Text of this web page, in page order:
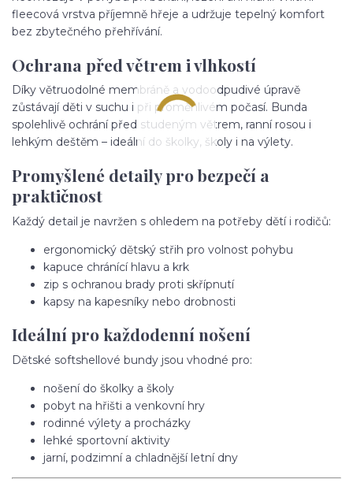
fleecová vrstva příjemně hřeje a udržuje tepelný komfort
bez zbytečného přehřívání.
Ochrana před větrem i vlhkostí
Díky větruodolné membráně a vodoodpudivé úpravě
zůstávají děti v suchu i při proměnlivém počasí. Bunda
spolehlivě ochrání před studeným větrem, ranní rosou i
lehkým deštěm – ideální do školky, školy i na výlety.
Promyšlené detaily pro bezpečí a
praktičnost
Každý detail je navržen s ohledem na potřeby dětí i rodičů:
ergonomický dětský střih pro volnost pohybu
kapuce chránící hlavu a krk
zip s ochranou brady proti skřípnutí
kapsy na kapesníky nebo drobnosti
Ideální pro každodenní nošení
Dětské softshellové bundy jsou vhodné pro:
nošení do školky a školy
pobyt na hřišti a venkovní hry
rodinné výlety a procházky
lehké sportovní aktivity
jarní, podzimní a chladnější letní dny